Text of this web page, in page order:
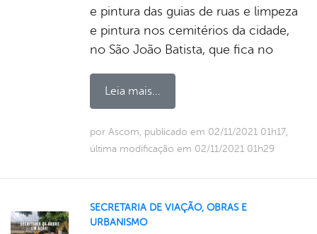
e pintura das guias de ruas e limpeza
e pintura nos cemitérios da cidade,
no São João Batista, que fica no
Leia mais...
por Ascom, publicado em 02/11/2021 01h17,
última modificação em 02/11/2021 01h29
SECRETARIA DE VIAÇÃO, OBRAS E
URBANISMO